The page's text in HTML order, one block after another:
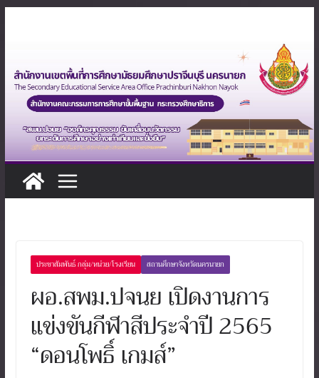
ประชาสัมพันธ์ กลุ่ม/หน่วย/โรงเรียน สถานศึกษาจังหวัดนครนายก
ผอ.สพม.ปจนย เปิดงานการ
แข่งขันกีฬาสีประจำปี 2565
“ดอนโพธิ์ เกมส์”